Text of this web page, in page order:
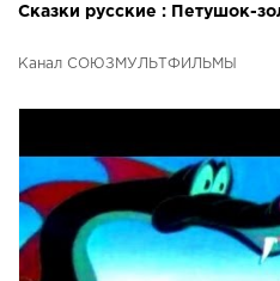
Сказки русские : Петушок-
Канал СОЮЗМУЛЬТФИЛЬМЫ